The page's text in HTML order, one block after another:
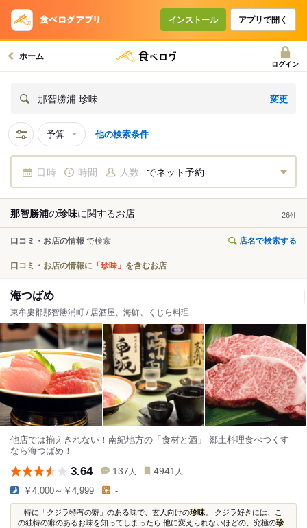
インストール アプリで開く
ホーム
ログイン
那智勝浦 珍味 変更
予算 他の検索条件
日時 時間 人数 でネット予約
那智勝浦の珍味に関するお店 26件
口コミ・お店の情報 で検索 店名で検索する
口コミ・お店の情報に 「珍味」 を含むお店
海つばめ
東牟婁郡那智勝浦町 / 居酒屋、海鮮、くじら料理
他店では揃えきれない！南紀地方の「食材と酒」 郷土料理食べつくす
なら海つばめ！
3.64 137 人 4941 人
￥4,000～￥4,999 -
...特に「クジラ特有の癖」のある味で、玄人向けの珍味 。 クジラ好きには、こ
の独特の癖のあるお味を知ってしまったら 他に変えられないほどの、究極の珍